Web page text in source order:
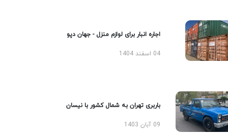
اجاره انبار برای لوازم منزل - جهان دپو
04 اسفند 1404
باربری تهران به شمال کشور با نیسان
09 آبان 1403